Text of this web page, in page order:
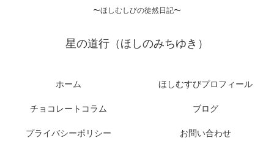
〜ほしむしびの徒然日記〜
星の道行（ほしのみちゆき）
ホーム ほしむすびプロフィール
チョコレートコラム ブログ
プライバシーポリシー お問い合わせ